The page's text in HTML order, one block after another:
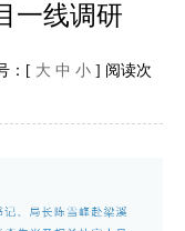
一线调研
：[ 大 中 小 ] 阅读次